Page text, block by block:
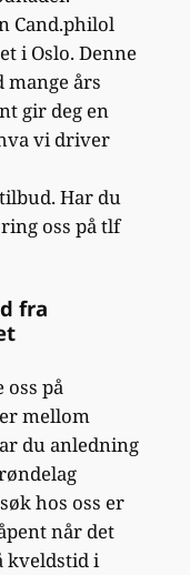
Cand.philol
i Oslo. Denne
års
gir deg en
vi driver
Har du
oss på tlf
fra
på
mellom
du anledning
hos oss er
når det
kveldstid i